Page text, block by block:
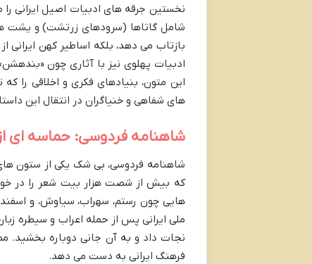
نخستین جرقه های ادبیات اصیل ایرانی
شامل گاتاها (سرودهای زرتشت) و یشت ها،
بازتاب می دهد، بلکه اساطیر کهن
ادبیات پهلوی نیز با آثاری چون
این متون، بنیادهای فکری و اخلاقی را
های شفاهی و خنیاگران در انتقال این
شاهنامه فردوسی: حماسه ای
شاهنامه فردوسی، بی شک یکی از ستون
که بیش از شصت هزار بیت شعر را در خود
هایی چون رستم، سهراب، سیاوش، و
ملی ایرانی پس از حمله اعراب و سیطره
نجات داد و به آن جانی دوباره بخشید.
فرهنگ ایرانی به دست می دهد.